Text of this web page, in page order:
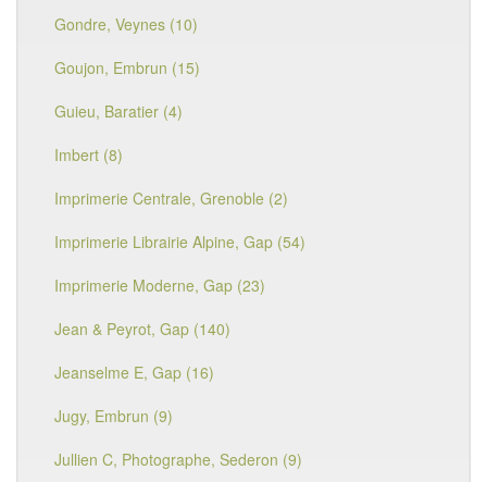
Gondre, Veynes (10)
Goujon, Embrun (15)
Guieu, Baratier (4)
Imbert (8)
Imprimerie Centrale, Grenoble (2)
Imprimerie Librairie Alpine, Gap (54)
Imprimerie Moderne, Gap (23)
Jean & Peyrot, Gap (140)
Jeanselme E, Gap (16)
Jugy, Embrun (9)
Jullien C, Photographe, Sederon (9)